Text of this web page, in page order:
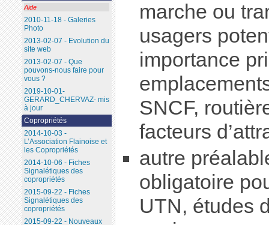
marche ou
usagers
importance
SNCF,
facteurs
autre
obligatoire
UTN, études
Aide
2010-11-18 - Galeries
Photo
2013-02-07 - Evolution du
site web
2013-02-07 - Que
pouvons-nous faire pour
vous ?
2019-10-01-
GERARD_CHERVAZ- mis
à jour
Copropriétés
2014-10-03 -
L’Association Flainoise et
les Copropriétés
2014-10-06 - Fiches
Signalétiques des
copropriétés
2015-09-22 - Fiches
Signalétiques des
copropriétés
2015-09-22 - Nouveaux